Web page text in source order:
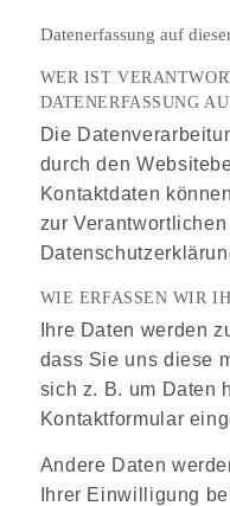
Datenerfassung auf
WER IST
DATENERFASSUNG
Die
durch den
Kontaktdaten
zur
WIE ERFASSEN WIR
Ihre Daten werden
dass Sie uns diese
sich z. B. um Daten
Kontaktformular
Andere Daten
Ihrer Einwilligung